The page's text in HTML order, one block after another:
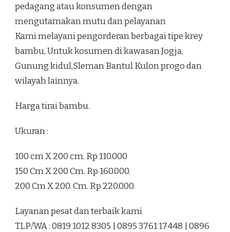
pedagang atau konsumen dengan
mengutamakan mutu dan pelayanan
Kami melayani pengorderan berbagai tipe krey
bambu, Untuk kosumen di kawasan Jogja,
Gunung kidul,Sleman Bantul Kulon progo dan
wilayah lainnya.
Harga tirai bambu.
Ukuran :
100 cm X 200 cm. Rp 110.000
150 Cm X 200 Cm. Rp 160.000.
200 Cm X 200. Cm. Rp 220.000.
Layanan pesat dan terbaik kami
TLP/WA : 0819 1012 8305 | 0895 3761 17448 | 0896